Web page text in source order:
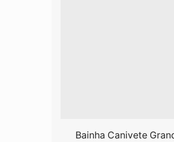
Bainha Canivete